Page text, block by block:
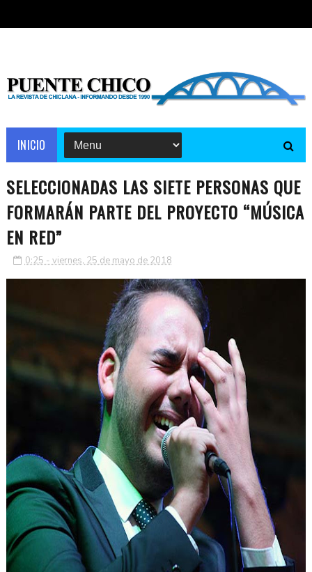
INICIO
SELECCIONADAS LAS SIETE PERSONAS QUE
FORMARÁN PARTE DEL PROYECTO “MÚSICA
EN RED”
0:25 - viernes, 25 de mayo de 2018